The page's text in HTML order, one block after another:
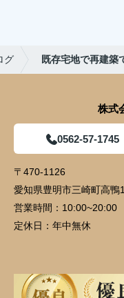
グ 既存宅地で再建築
株式
0562-57-1745
〒470-1126
愛知県豊明市三崎町高鴨
営業時間： 10:00~20:00
定休日： 年中無休